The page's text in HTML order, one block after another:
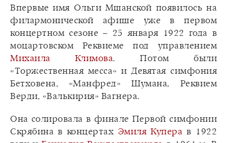
Впервые имя Ольги Мшанской появилось на
филармонической афише уже в первом
концертном сезоне – 25 января 1922 года в
моцартовском Реквиеме под управлением
Михаила Климова. Потом были
«Торжественная месса» и Девятая симфония
Бетховена, «Манфред» Шумана, Реквием
Верди, «Валькирия» Вагнера.
Она солировала в финале Первой симфонии
Скрябина в концертах Эмиля Купера в 1922